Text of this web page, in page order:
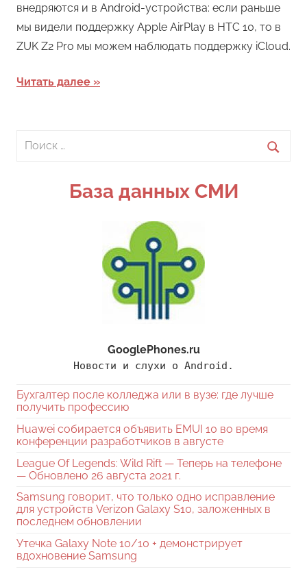
внедряются и в Android-устройства: если раньше
мы видели поддержку Apple AirPlay в HTC 10, то в
ZUK Z2 Pro мы можем наблюдать поддержку iCloud.
Читать далее
Поиск
База данных СМИ
GooglePhones.ru
Новости и слухи о Android.
Бухгалтер после колледжа или в вузе: где лучше
получить профессию
Huawei собирается объявить EMUI 10 во время
конференции разработчиков в августе
League Of Legends: Wild Rift — Теперь на телефоне
— Обновлено 26 августа 2021 г.
Samsung говорит, что только одно исправление
для устройств Verizon Galaxy S10, заложенных в
последнем обновлении
Утечка Galaxy Note 10/10 + демонстрирует
вдохновение Samsung